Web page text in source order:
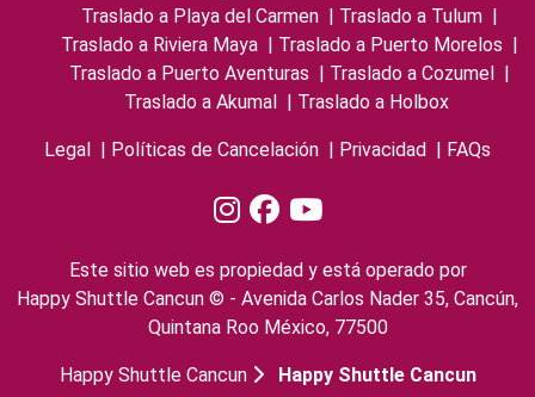
Traslado a Playa del Carmen | Traslado a Tulum |
Traslado a Riviera Maya | Traslado a Puerto Morelos |
Traslado a Puerto Aventuras | Traslado a Cozumel |
Traslado a Akumal | Traslado a Holbox
Legal | Políticas de Cancelación | Privacidad | FAQs
Este sitio web es propiedad y está operado por
Happy Shuttle Cancun © - Avenida Carlos Nader 35, Cancún,
Quintana Roo México, 77500
Happy Shuttle Cancun Happy Shuttle Cancun